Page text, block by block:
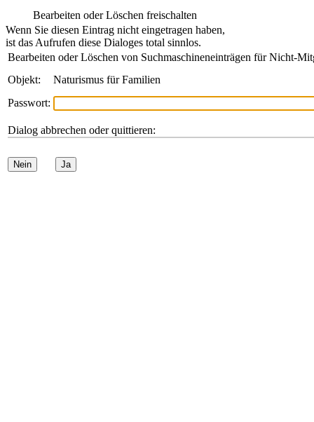
Bearbeiten oder Löschen freischalten
Wenn Sie diesen Eintrag nicht eingetragen haben,
ist das Aufrufen diese Dialoges total sinnlos.
Bearbeiten oder Löschen von Suchmaschineneinträgen für Nicht-
Objekt:
Naturismus für Familien
Passwort:
Dialog abbrechen oder quittieren:
Nein Ja